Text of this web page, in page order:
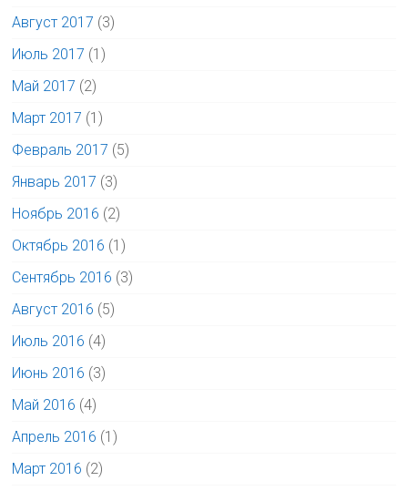
Август 2017 (3)
Июль 2017 (1)
Май 2017 (2)
Март 2017 (1)
Февраль 2017 (5)
Январь 2017 (3)
Ноябрь 2016 (2)
Октябрь 2016 (1)
Сентябрь 2016 (3)
Август 2016 (5)
Июль 2016 (4)
Июнь 2016 (3)
Май 2016 (4)
Апрель 2016 (1)
Март 2016 (2)